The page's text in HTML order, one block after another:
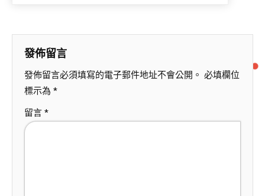
發佈留言
發佈留言必須填寫的電子郵件地址不會公開。 必填欄位
標示為 *
留言 *